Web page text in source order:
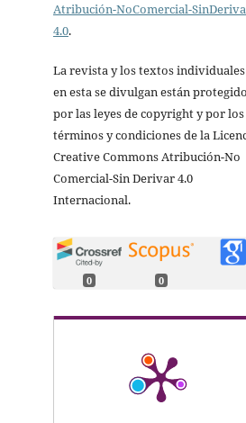
Atribución-NoComercial-
4.0.
La revista y los textos
en esta se divulgan están
por las leyes de copyright y por los
términos y condiciones de la
Creative Commons Atribución-No
Comercial-Sin Derivar 4.0
Internacional.
0 0